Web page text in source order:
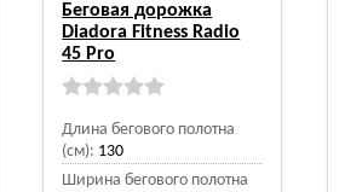
Беговая дорожка
Diadora Fitness Radio
45 Pro
Длина бегового полотна
(см): 130
Ширина бегового полотна